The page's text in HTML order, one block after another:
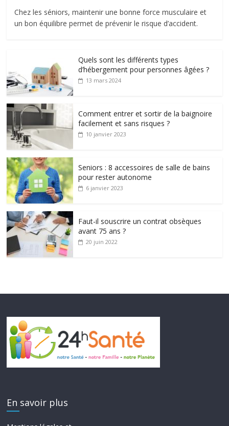
Chez les séniors, maintenir une bonne force musculaire et
un bon équilibre permet de prévenir le risque d’accident.
Quels sont les différents types
d’hébergement pour personnes âgées ?
13 mars 2024
Comment entrer et sortir de la baignoire
facilement et sans risques ?
10 janvier 2023
Seniors : 8 accessoires de salle de bains
pour rester autonome
6 janvier 2023
Faut-il souscrire un contrat obsèques
avant 75 ans ?
20 juin 2022
En savoir plus